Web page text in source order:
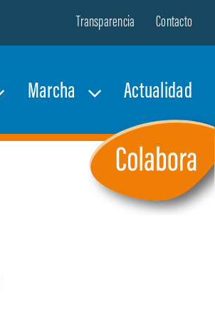
Transparencia Contacto
Marcha Actualidad